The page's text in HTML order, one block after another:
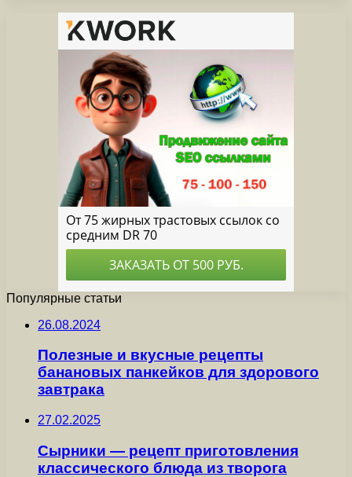
Популярные статьи
26.08.2024
Полезные и вкусные рецепты
банановых панкейков для здорового
завтрака
27.02.2025
Сырники — рецепт приготовления
классического блюда из творога